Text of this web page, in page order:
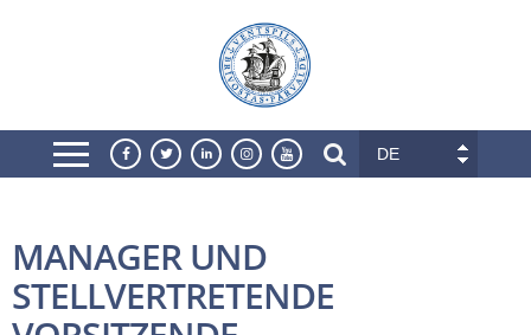
DE
MANAGER UND
STELLVERTRETENDE